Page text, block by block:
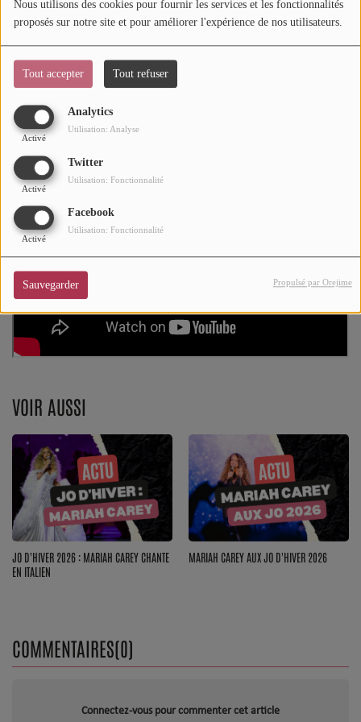
Nous utilisons des cookies pour fournir les services et les fonctionnalités
proposés sur notre site et pour améliorer l'expérience de nos utilisateurs.
Tout accepter Tout refuser
Analytics
Activé
Utilisation: Analyse
Twitter
Activé
Utilisation: Fonctionnalité
Facebook
Activé
Utilisation: Fonctionnalité
Sauvegarder Propulsé par Orejime
Mode
Cinéma
Dossiers
AGENDA
Concerts
CONCOURS
CHARTS
Wiki RnB
SOUL ADDICT RADIO
Grille des programmes
Titres diffusés
Playlist
T'Chat
l'ambiance des fêtes de fin d'année.
toujours sur "All I Want For Christmas Is You"
VOIR AUSSI
JO D'HIVER 2026 : MARIAH CAREY CHANTE
EN ITALIEN
MARIAH CAREY AUX JO D'HIVER 2026
COMMENTAIRES(0)
Connectez-vous pour commenter cet article